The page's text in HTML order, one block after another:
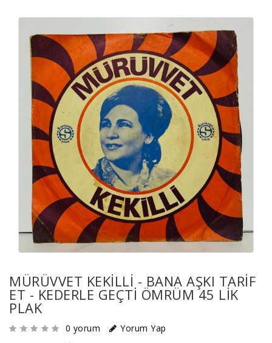
MÜRÜVVET KEKILLI - BANA AŞKI TARIF
ET - KEDERLE GEÇTI ÖMRÜM 45 LIK
PLAK
0 yorum
Yorum Yap